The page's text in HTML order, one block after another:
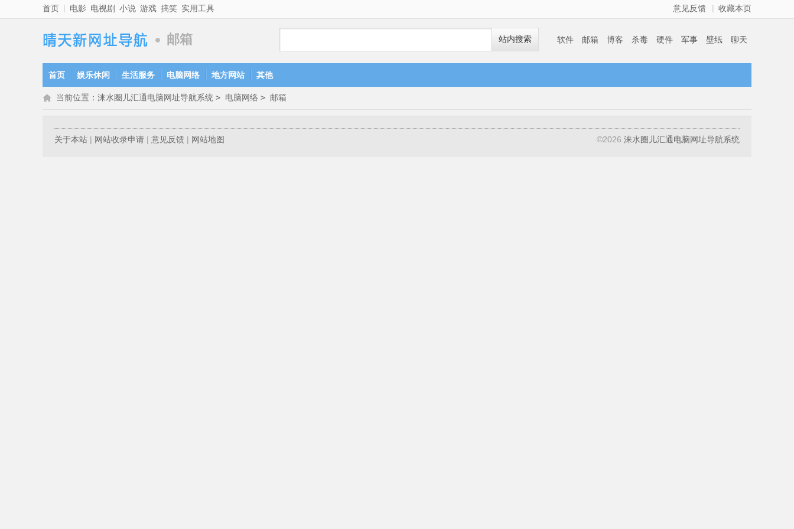
首页 | 电影 电视剧 小说 游戏 搞笑 实用工具 意见反馈 | 收藏本页
邮箱 软件 邮箱 博客 杀毒 硬件 军事 壁纸 聊天
站内搜索
首页 娱乐休闲 生活服务 电脑网络 地方网站 其他
当前位置： 涞水圈儿汇通电脑网址导航系统 > 电脑网络 > 邮箱
关于本站 | 网站收录申请 | 意见反馈 | 网站地图 ©2026 涞水圈儿汇通电脑网址导航系统